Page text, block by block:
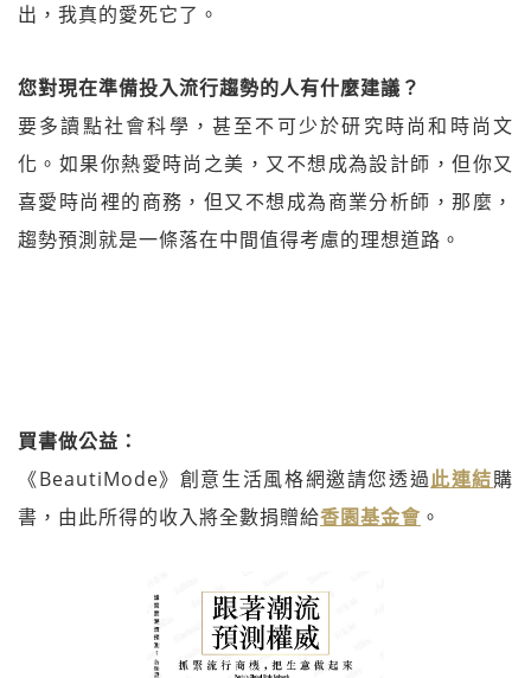
出，我真的愛死它了。
您對現在準備投入流行趨勢的人有什麼建議？
要多讀點社會科學，甚至不可少於研究時尚和時尚文
化。如果你熱愛時尚之美，又不想成為設計師，但你又
喜愛時尚裡的商務，但又不想成為商業分析師，那麼，
趨勢預測就是一條落在中間值得考慮的理想道路。
買書做公益：
《BeautiMode》創意生活風格網邀請您透過此連結購
書，由此所得的收入將全數捐贈給香園基金會 。